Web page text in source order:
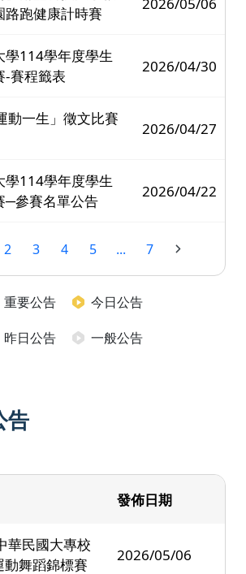
路跑健康計時賽
學114學年度學生
-賽程籤表
2026/04/30
動一生」徵文比賽
2026/04/27
學114學年度學生
─參賽名單公告
2026/04/22
2 3 4 5 ... 7
重要公告
今日公告
昨日公告
一般公告
告
發佈日期
華民國大專校
舞蹈錦標賽
2026/05/06